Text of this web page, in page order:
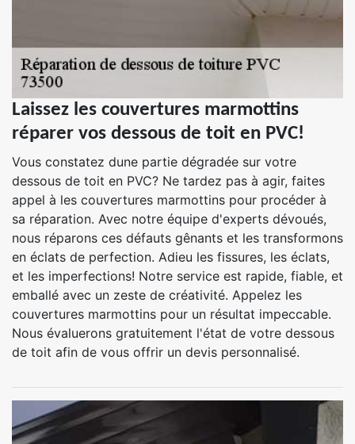
Laissez les couvertures marmottins
réparer vos dessous de toit en PVC!
Vous constatez dune partie dégradée sur votre
dessous de toit en PVC? Ne tardez pas à agir, faites
appel à les couvertures marmottins pour procéder à
sa réparation. Avec notre équipe d'experts dévoués,
nous réparons ces défauts gênants et les transformons
en éclats de perfection. Adieu les fissures, les éclats,
et les imperfections! Notre service est rapide, fiable, et
emballé avec un zeste de créativité. Appelez les
couvertures marmottins pour un résultat impeccable.
Nous évaluerons gratuitement l'état de votre dessous
de toit afin de vous offrir un devis personnalisé.